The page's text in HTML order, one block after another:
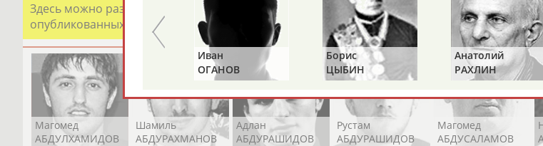
Здесь можно разместить информацию о хорошо известном спортсмене, тренере,
опубликованных записях. Страна должна знать своих героев! Герои спорта - это одни из
Магомед
АБДУЛХАМИДОВ
Шамиль
АБДУРАХМАНОВ
Адлан
АБДУРАШИДОВ
Рустам
АБДУРАШИДОВ
Магомед
АБДУСАЛАМОВ
Альгирдас
ЛАУРИТЕНАС
Иван
ОГАНОВ
Борис
ЦЫБИН
Анатолий
РАХЛИН